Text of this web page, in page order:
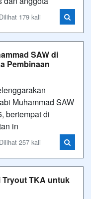
179 kali
SAW di
Pembinaan
Muhammad SAW
bertempat di
in
257 kali
Tryout TKA untuk